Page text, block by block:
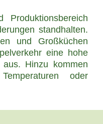
standhalten.
und Großküchen
eine hohe
Hinzu kommen
oder